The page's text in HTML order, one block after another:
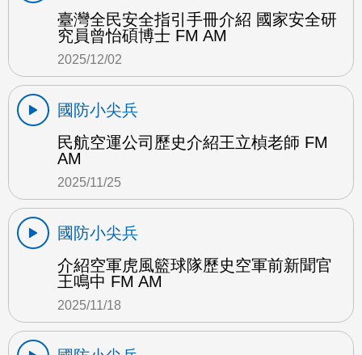
臺灣全民安全指引手冊介紹 國家安全研
究員曾怡碩博士 FM AM
2025/12/02
國防小尖兵
民航空運公司歷史介紹王立楨老師 FM
AM
2025/11/25
國防小尖兵
介紹空軍虎風籃球隊歷史空軍前新聞官
王鳴中 FM AM
2025/11/18